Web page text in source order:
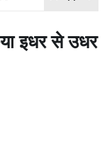
इधर से उधर